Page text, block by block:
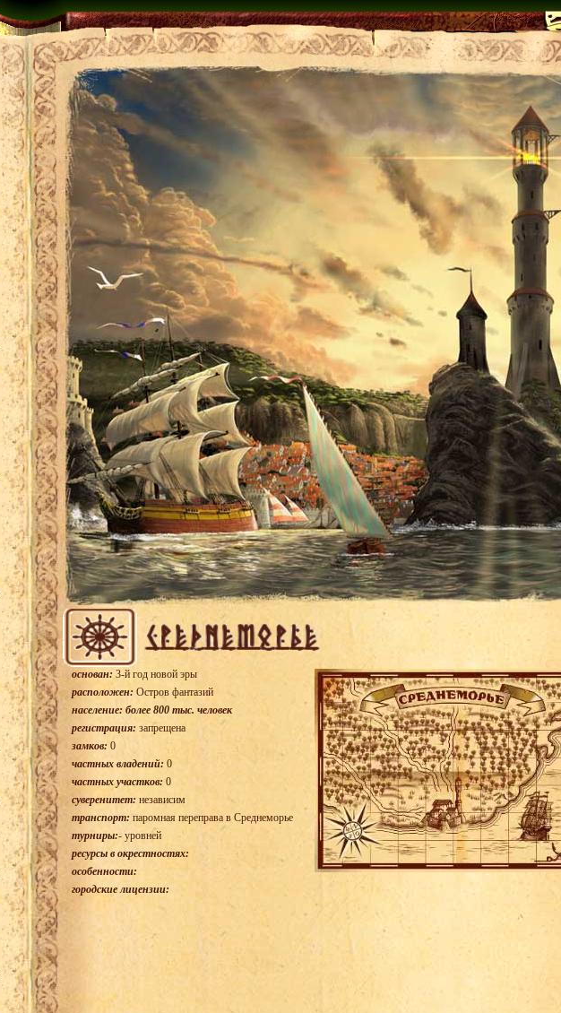
основан:3-й год новой эры
расположен: Остров фантазий
население: более 800 тыс. человек
регистрация: запрещена
замков: 0
частных владений: 0
частных участков: 0
суверенитет: независим
транспорт: паромная переправа в Среднеморье
турниры:- уровней
ресурсы в окрестностях:
особенности:
городские лицензии: